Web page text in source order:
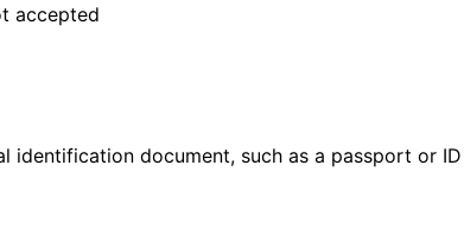
accepted
document, such as a passport or